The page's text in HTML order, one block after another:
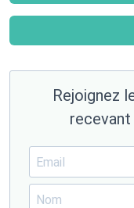
Rejoignez